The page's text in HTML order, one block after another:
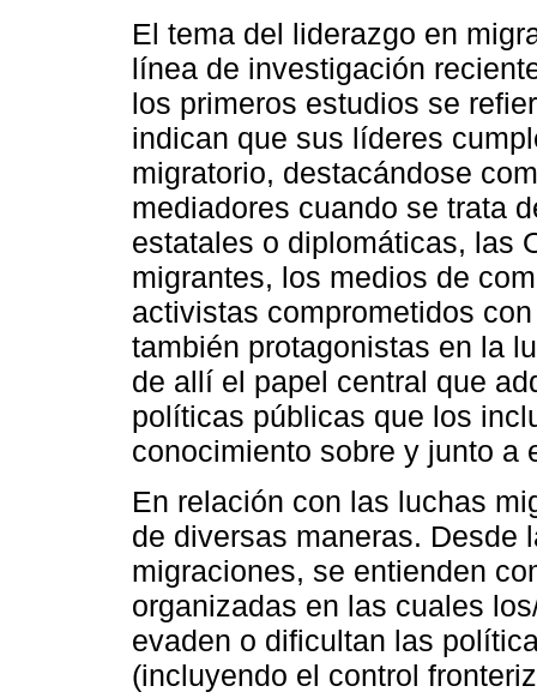
El tema del liderazgo en
línea de investigación
los primeros estudios se
indican que sus líderes
migratorio, destacándose
mediadores cuando se trata
estatales o diplomáticas, las
migrantes, los medios de
activistas comprometidos
también protagonistas en la
de allí el papel central que
políticas públicas que los
conocimiento sobre y junto a
En relación con las luchas
de diversas maneras. Desde
migraciones, se entienden
organizadas en las cuales
evaden o dificultan las
(incluyendo el control